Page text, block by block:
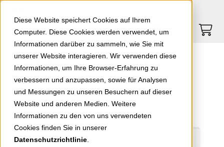
Diese Website speichert Cookies auf Ihrem
Computer. Diese Cookies werden verwendet, um
Informationen darüber zu sammeln, wie Sie mit
unserer Website interagieren. Wir verwenden diese
Informationen, um Ihre Browser-Erfahrung zu
verbessern und anzupassen, sowie für Analysen
und Messungen zu unseren Besuchern auf dieser
Website und anderen Medien. Weitere
Informationen zu den von uns verwendeten
Cookies finden Sie in unserer
Datenschutzrichtlinie
Springe zu Hauptinhalt Springe zum Footer
0
zurück zur Übersicht